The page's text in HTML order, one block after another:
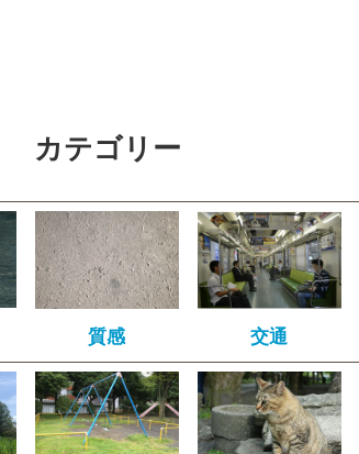
カテゴリー
質感 交通